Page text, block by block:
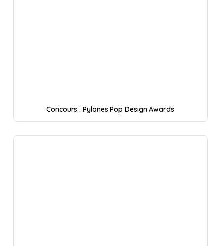
Concours : Pylones Pop Design Awards